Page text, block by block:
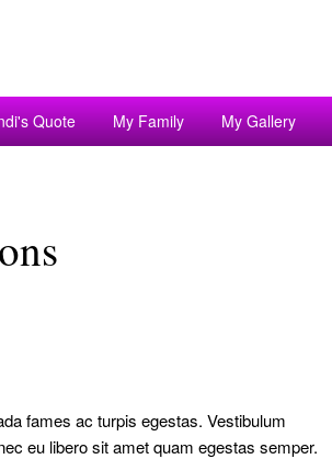
Quote My Family My Gallery
fames ac turpis egestas. Vestibulum
eu libero sit amet quam egestas semper.